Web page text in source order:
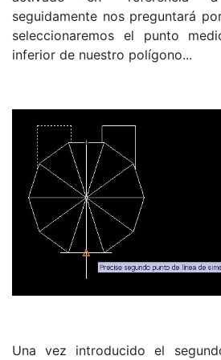
seguidamente nos preguntará
seleccionaremos el punto
inferior de nuestro polígono...
Una vez introducido el